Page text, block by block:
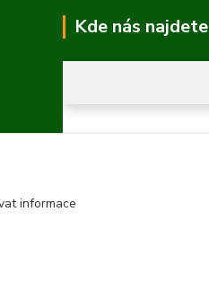
Kde nás najdete
informace